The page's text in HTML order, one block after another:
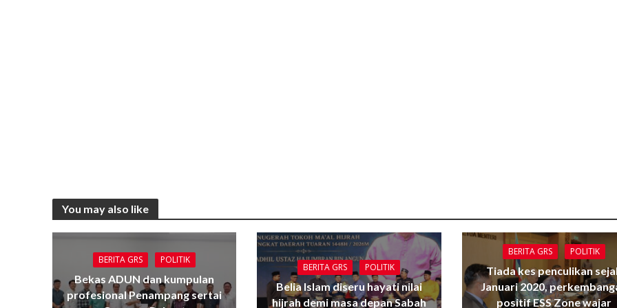
You may also like
BERITA GRS POLITIK
Bekas ADUN dan kumpulan
profesional Penampang sertai
BERITA GRS POLITIK
Belia Islam diseru hayati nilai
hijrah demi masa depan Sabah
BERITA GRS POLITIK
Tiada kes penculikan
Januari 2020,
positif ESS Zone wajar